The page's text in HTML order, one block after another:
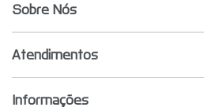
Sobre Nós
Atendimentos
Informações